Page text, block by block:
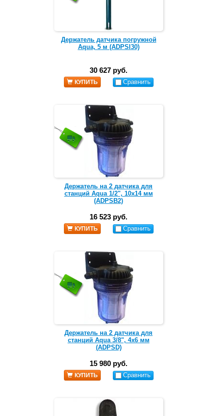
Держатель датчика погружной
Aqua, 5 м (ADPSI30)
30 627 руб.
КУПИТЬ Сравнить
Держатель на 2 датчика для
станций Aqua 1/2", 10x14 мм
(ADPSВ2)
16 523 руб.
КУПИТЬ Сравнить
Держатель на 2 датчика для
станций Aqua 3/8", 4x6 мм
(ADPSD)
15 980 руб.
КУПИТЬ Сравнить